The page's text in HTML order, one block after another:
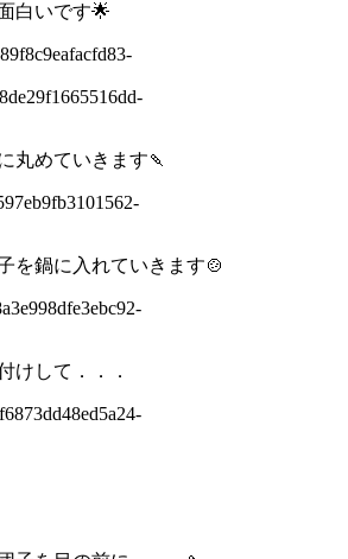
白いです🌟
丸めていきます🍡
を鍋に入れていきます🍲
けして．．．